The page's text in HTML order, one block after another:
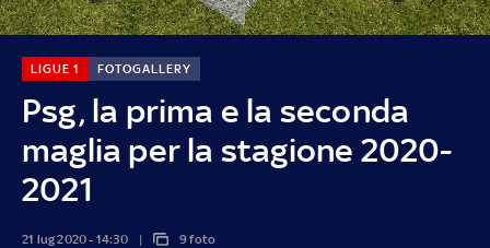
Psg, la prima e la seconda
maglia per la stagione 2020-
2021
LIGUE 1 FOTOGALLERY
21 lug 2020 - 14:30 9 foto